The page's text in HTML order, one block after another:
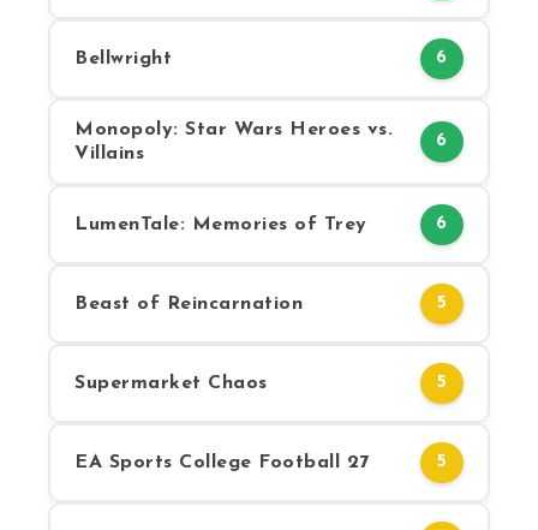
Bellwright 6
Monopoly: Star Wars Heroes vs.
Villains
6
LumenTale: Memories of Trey 6
Beast of Reincarnation 5
Supermarket Chaos 5
EA Sports College Football 27 5